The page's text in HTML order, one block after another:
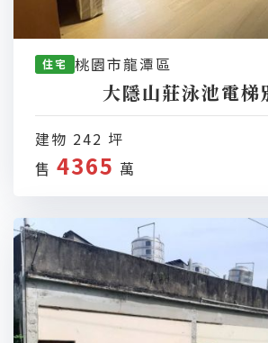
住宅 桃園市龍潭區
大隱山莊泳池電梯
建物 242 坪
售 4365 萬